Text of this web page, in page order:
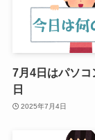
7月4日はパソコ
日
2025年7月4日